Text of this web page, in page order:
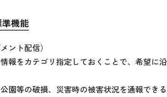
準機能
ント配信）
報をカテゴリ指定しておくことで、希望に
園等の破損、災害時の被害状況を通報でき